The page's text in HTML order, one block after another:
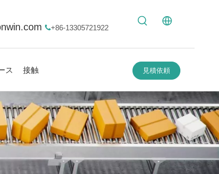
+86-13305721922
ス 接触 見積依頼